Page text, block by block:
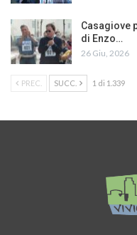
Casagiove
di Enzo…
26 Giu, 2026
PREC. SUCC. 1 di 1.339